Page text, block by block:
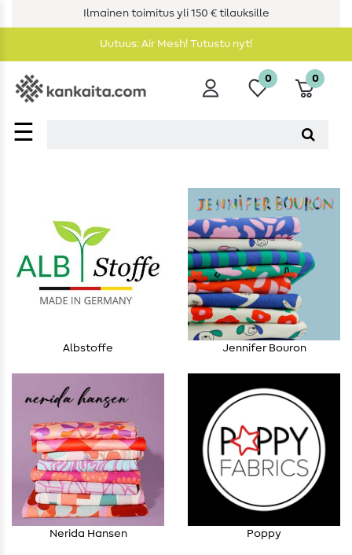
Ilmainen toimitus yli 150 € tilauksille
Uutuus: Air Mesh! Tutustu nyt!
☰
0 0
Albstoffe Jennifer Bouron
Nerida Hansen Poppy